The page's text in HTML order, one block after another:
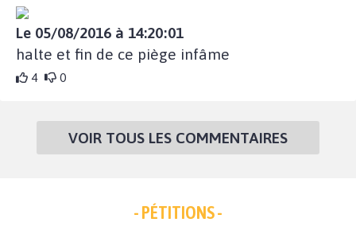
Le 05/08/2016 à 14:20:01
halte et fin de ce piège infâme
4 0
VOIR TOUS LES COMMENTAIRES
- PÉTITIONS -